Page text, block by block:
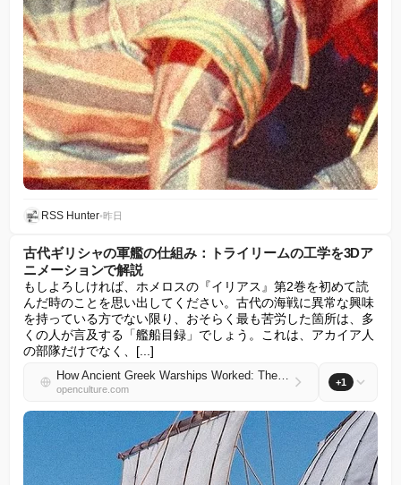
RSS Hunter•昨日
古代ギリシャの軍艦の仕組み：トライリームの工学を3Dア
ニメーションで解説
もしよろしければ、ホメロスの『イリアス』第2巻を初めて読
んだ時のことを思い出してください。古代の海戦に異常な興味
を持っている方でない限り、おそらく最も苦労した箇所は、多
くの人が言及する「艦船目録」でしょう。これは、アカイア人
の部隊だけでなく、[...]
How Ancient Greek Warships Worked: The Engineering of the Trireme Explained in 3D Animation
openculture.com
+1